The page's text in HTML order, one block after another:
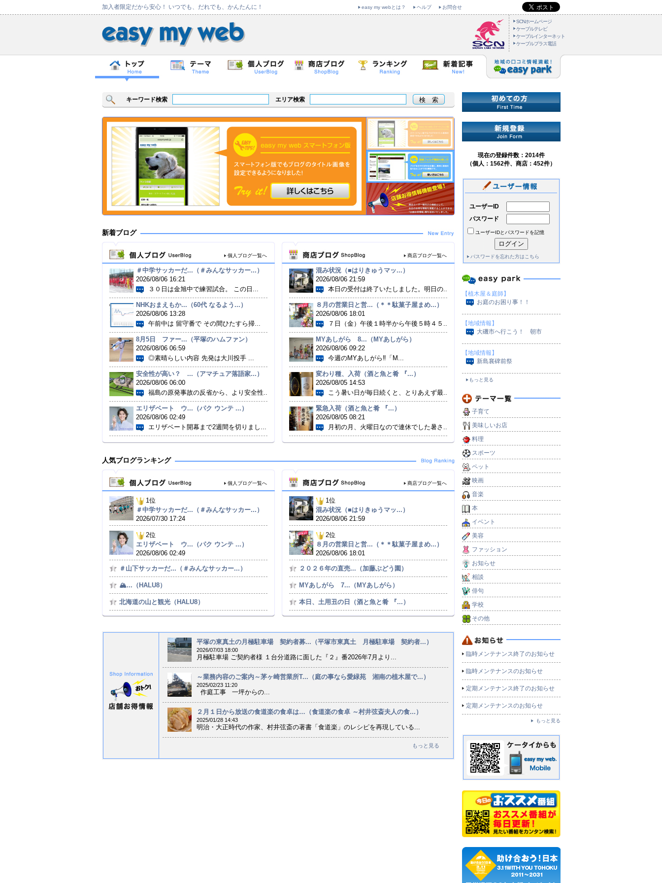
加入者限定だから安心！ いつでも、だれでも、かんたんに！ easy my webとは？ ヘルプ お問合せ
SCNホームページ
ケーブルテレビ
ケーブルインターネット
ケーブルプラス電話
キーワード検索 エリア検索
新着ブログ
個人ブログ一覧へ
＃中学サッカーだ...（＃みんなサッカー...）
2026/08/06 16:21
３０日は金旭中で練習試合。 この日...
NHKおまえもか...（60代 なるよう...）
2026/08/06 13:28
午前中は 留守番で その間ひたすら掃...
8月5日 ファー...（平塚のハムファン）
2026/08/06 06:59
◎素晴らしい内容 先発は大川投手 ...
安全性が高い？ ...（アマチュア落語家...）
2026/08/06 06:00
福島の原発事故の反省から、より安全性...
エリザベート ウ...（パク ウンテ ...）
2026/08/06 02:49
エリザベート開幕まで2週間を切りまし...
商店ブログ一覧へ
混み状況（■はりきゅうマッ...）
2026/08/06 21:59
本日の受付は終了いたしました。明日の...
８月の営業日と営...（＊＊駄菓子屋まめ...）
2026/08/06 18:01
７日（金）午後１時半から午後５時４５...
MYあしがら 8...（MYあしがら）
2026/08/06 09:22
今週のMYあしがら‼「M...
変わり種、入荷（酒と魚と肴 『...）
2026/08/05 14:53
こう暑い日が毎日続くと、とりあえず最...
緊急入荷（酒と魚と肴 『...）
2026/08/05 08:21
月初の月、火曜日なので連休でした暑さ...
人気ブログランキング
個人ブログ一覧へ
1位
＃中学サッカーだ...（＃みんなサッカー...）
2026/07/30 17:24
2位
エリザベート ウ...（パク ウンテ ...）
2026/08/06 02:49
＃山下サッカーだ...（＃みんなサッカー...）
🏔...（HALU8）
北海道の山と観光（HALU8）
商店ブログ一覧へ
1位
混み状況（■はりきゅうマッ...）
2026/08/06 21:59
2位
８月の営業日と営...（＊＊駄菓子屋まめ...）
2026/08/06 18:01
２０２６年の直売...（加藤ぶどう園）
MYあしがら 7...（MYあしがら）
本日、土用丑の日（酒と魚と肴 『...）
平塚の東真土の月極駐車場 契約者募...（平塚市東真土 月極駐車場 契約者...）
2026/07/03 18:00
月極駐車場 ご契約者様 １台分道路に面した『２』番2026年7月より...
～業務内容のご案内～茅ヶ崎営業所T...（庭の事なら愛緑苑 湘南の植木屋で...）
2025/02/23 11:20
作庭工事 一坪からの...
２月１日から放送の食道楽の食卓は…（食道楽の食卓 ～村井弦斎夫人の食...）
2025/01/28 14:43
明治・大正時代の作家、村井弦斎の著書「食道楽」のレシピを再現している...
もっと見る
現在の登録件数：2014件
（個人：1562件、商店：452件）
ユーザーID
パスワード
ユーザーIDとパスワードを記憶
パスワードを忘れた方はこちら
【植木屋＆庭師】
お庭のお困り事！！
【地域情報】
大磯市へ行こう！ 朝市
【地域情報】
新島襄碑前祭
もっと見る
子育て
美味しいお店
料理
スポーツ
ペット
映画
音楽
本
イベント
美容
ファッション
お知らせ
相談
俳句
学校
その他
臨時メンテナンス終了のお知らせ
臨時メンテナンスのお知らせ
定期メンテナンス終了のお知らせ
定期メンテナンスのお知らせ
もっと見る